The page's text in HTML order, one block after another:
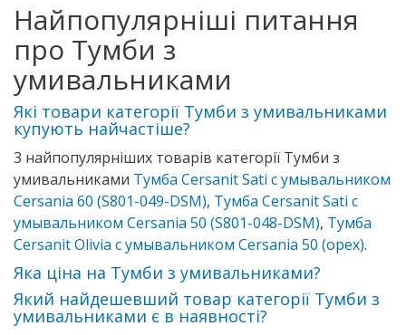
Найпопулярніші питання
про Тумби з
умивальниками
Які товари категорії Тумби з умивальниками
купують найчастіше?
3 найпопулярніших товарів категорії Тумби з
умивальниками Тумба Cersanit Sati с умывальником
Cersania 60 (S801-049-DSM), Тумба Cersanit Sati с
умывальником Cersania 50 (S801-048-DSM), Тумба
Cersanit Olivia с умывальником Cersania 50 (орех).
Яка ціна на Тумби з умивальниками?
Який найдешевший товар категорії Тумби з
умивальниками є в наявності?